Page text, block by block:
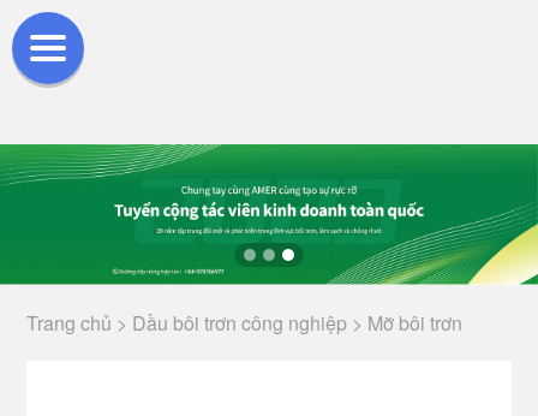
Trang chủ > Dầu bôi trơn công nghiệp > Mỡ bôi trơn